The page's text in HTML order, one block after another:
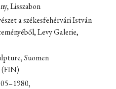
Lisszabon
a székesfehérvári István
Levy Galerie,
Suomen
(FIN)